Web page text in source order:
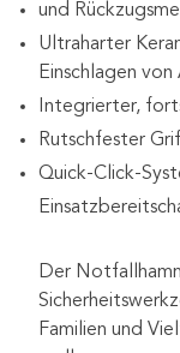
und
Ultraharter
Einschlagen
Integrierter,
Rutschfester
Quick-Click-
Der
Familien und